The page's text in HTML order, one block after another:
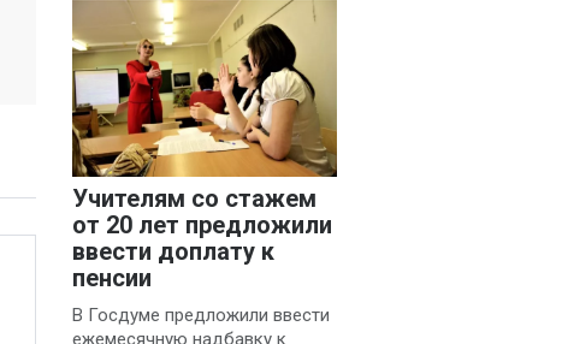
Учителям со стажем
от 20 лет предложили
ввести доплату к
пенсии
В Госдуме предложили ввести
ежемесячную надбавку к